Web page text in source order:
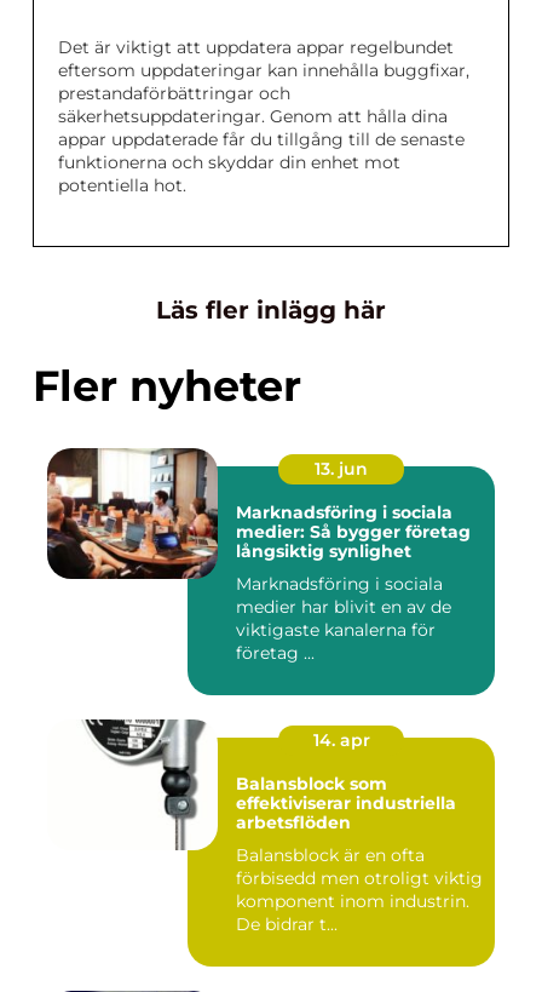
Det är viktigt att uppdatera appar regelbundet
eftersom uppdateringar kan innehålla buggfixar,
prestandaförbättringar och
säkerhetsuppdateringar. Genom att hålla dina
appar uppdaterade får du tillgång till de senaste
funktionerna och skyddar din enhet mot
potentiella hot.
Läs fler inlägg här
Fler nyheter
13. jun
Marknadsföring i sociala
medier: Så bygger företag
långsiktig synlighet
Marknadsföring i sociala
medier har blivit en av de
viktigaste kanalerna för
företag ...
14. apr
Balansblock som
effektiviserar industriella
arbetsflöden
Balansblock är en ofta
förbisedd men otroligt viktig
komponent inom industrin.
De bidrar t...